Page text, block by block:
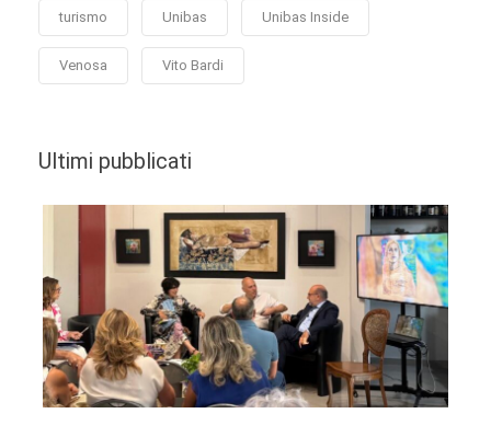
turismo Unibas Unibas Inside
Venosa Vito Bardi
Ultimi pubblicati